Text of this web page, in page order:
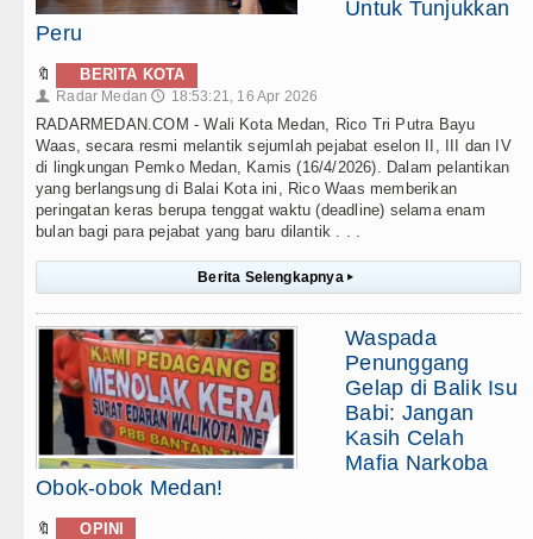
Untuk Tunjukkan
Peru
🔖 BERITA KOTA
👤 Radar Medan 🕔 18:53:21, 16 Apr 2026
RADARMEDAN.COM - Wali Kota Medan, Rico Tri Putra Bayu
Waas, secara resmi melantik sejumlah pejabat eselon II, III dan IV
di lingkungan Pemko Medan, Kamis (16/4/2026). Dalam pelantikan
yang berlangsung di Balai Kota ini, Rico Waas memberikan
peringatan keras berupa tenggat waktu (deadline) selama enam
bulan bagi para pejabat yang baru dilantik . . .
Berita Selengkapnya ▸
Waspada
Penunggang
Gelap di Balik Isu
Babi: Jangan
Kasih Celah
Mafia Narkoba
Obok-obok Medan!
🔖 OPINI